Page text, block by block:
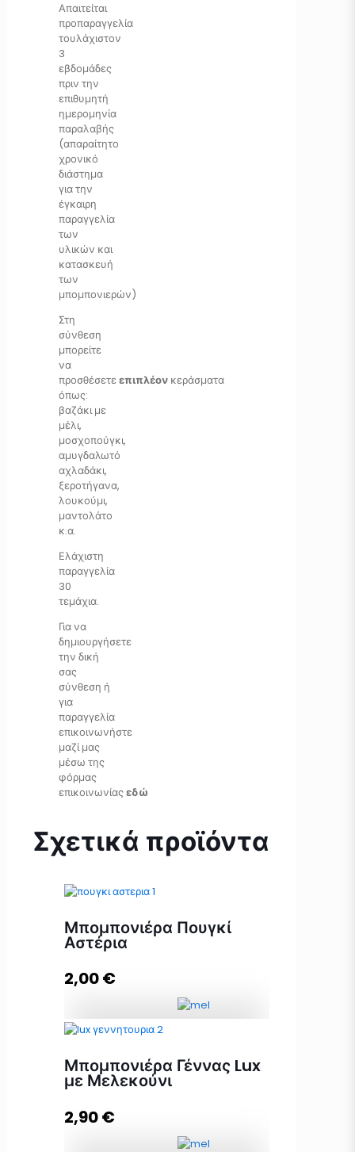
Απαιτείται
προπαραγγελία
τουλάχιστον
3
εβδομάδες
πριν την
επιθυμητή
ημερομηνία
παραλαβής
(απαραίτητο
χρονικό
διάστημα
για την
έγκαιρη
παραγγελία
των
υλικών και
κατασκευή
των
μπομπονιερών)
Στη
σύνθεση
μπορείτε
να
προσθέσετεεπιπλέον κεράσματα
όπως:
βαζάκι με
μέλι,
μοσχοπούγκι,
αμυγδαλωτό
αχλαδάκι,
ξεροτήγανα,
λουκούμι,
μαντολάτο
κ.α.
Ελάχιστη
παραγγελία
30
τεμάχια.
Για να
δημιουργήσετε
την δική
σας
σύνθεση ή
για
παραγγελία
επικοινωνήστε
μαζί μας
μέσω της
φόρμας
επικοινωνίαςεδώ
Σχετικά προϊόντα
Μπομπονιέρα Πουγκί
Αστέρια
2,00€
Προσθήκη στο καλάθι
Μπομπονιέρα Γέννας Lux
με Μελεκούνι
2,90€